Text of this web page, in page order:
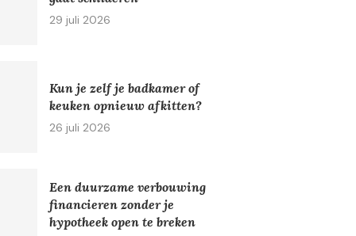
29 juli 2026
Kun je zelf je badkamer of
keuken opnieuw afkitten?
26 juli 2026
Een duurzame verbouwing
financieren zonder je
hypotheek open te breken